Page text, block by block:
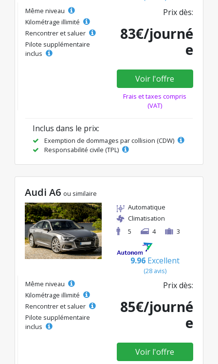
Même niveau
Kilométrage illimité
Rencontrer et saluer
Pilote supplémentaire
inclus
Prix dès:
83€/journé
e
Voir l'offre
Frais et taxes compris
(VAT)
Inclus dans le prix:
Exemption de dommages par collision (CDW)
Responsabilité civile (TPL)
Audi A6 ou similaire
Automatique
Climatisation
5
4 3
9.96 Excellent
(28 avis)
Même niveau
Kilométrage illimité
Rencontrer et saluer
Pilote supplémentaire
inclus
Prix dès:
85€/journé
e
Voir l'offre